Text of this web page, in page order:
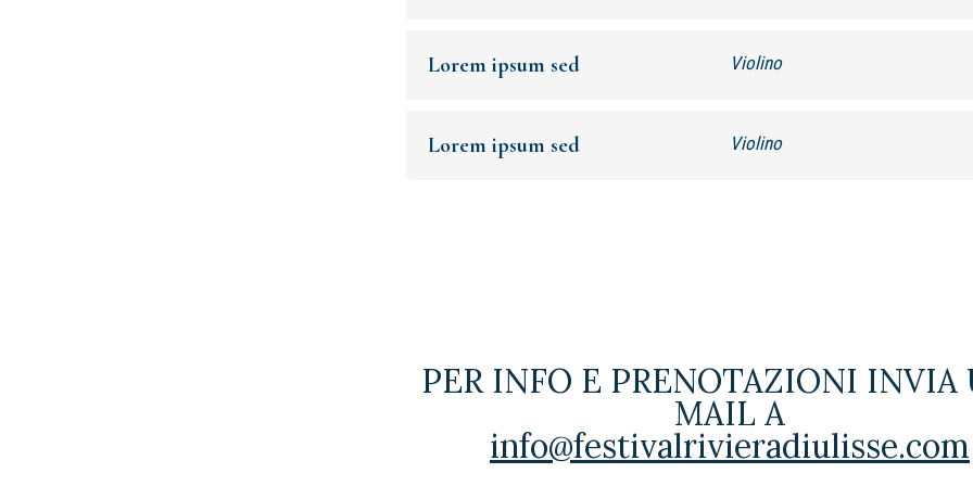
Lorem ipsum sed Violino
Lorem ipsum sed Violino
PER INFO E PRENOTAZIONI INVIA
MAIL A
info@festivalrivieradiulisse.com